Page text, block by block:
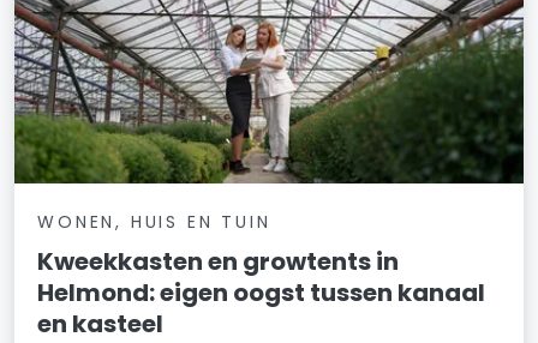
WONEN, HUIS EN TUIN
Kweekkasten en growtents in
Helmond: eigen oogst tussen kanaal
en kasteel